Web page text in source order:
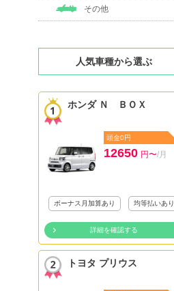
その他
人気車種から選ぶ
ホンダ Ｎ ＢＯＸ
頭金0円
12650 円〜/月
ボーナス月加算あり 均等払いあり
詳細を確認する
トヨタ プリウス